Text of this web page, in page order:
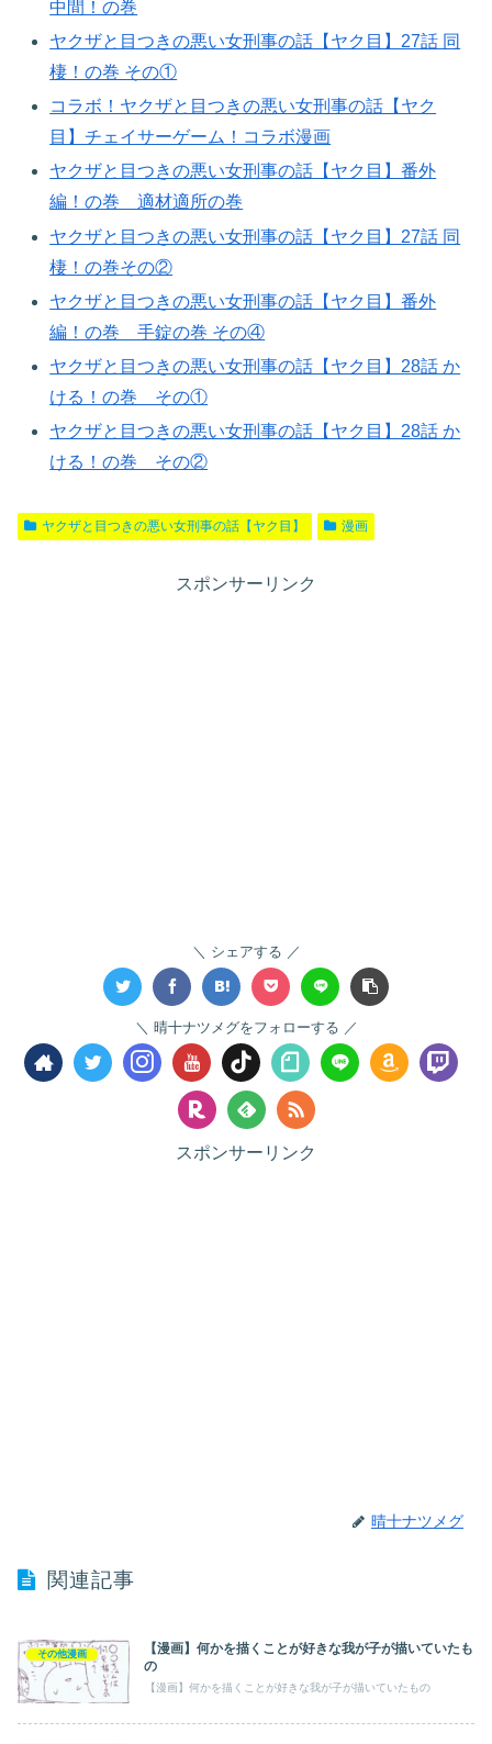
中間！の巻
ヤクザと目つきの悪い女刑事の話【ヤク目】27話 同
棲！の巻 その①
コラボ！ヤクザと目つきの悪い女刑事の話【ヤク
目】チェイサーゲーム！コラボ漫画
ヤクザと目つきの悪い女刑事の話【ヤク目】番外
編！の巻 適材適所の巻​
ヤクザと目つきの悪い女刑事の話【ヤク目】27話 同
棲！の巻その②
ヤクザと目つきの悪い女刑事の話【ヤク目】番外
編！の巻 手錠の巻 その④
ヤクザと目つきの悪い女刑事の話【ヤク目】28話 か
ける！の巻 その①
ヤクザと目つきの悪い女刑事の話【ヤク目】28話 か
ける！の巻 その②
ヤクザと目つきの悪い女刑事の話【ヤク目】 漫画
スポンサーリンク
シェアする
晴十ナツメグをフォローする
スポンサーリンク
晴十ナツメグ
関連記事
その他漫画
【漫画】何かを描くことが好きな我が子が描いていたも
の
【漫画】何かを描くことが好きな我が子が描いていたもの